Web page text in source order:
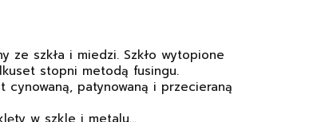
ze szkła i miedzi. Szkło wytopione
stopni metodą fusingu.
cynowaną, patynowaną i przecieraną